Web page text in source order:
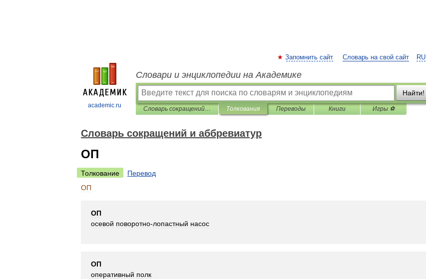
academic.ru
RU
Запомнить сайт Словарь на свой сайт
Словари и энциклопедии на Академике
Найти!
Словарь сокращений и аббревиатур Толкования Переводы Книги Игры ⚽
Словарь сокращений и аббревиатур
ОП
Толкование
Перевод
ОП
ОП
осевой поворотно-лопастный насос
ОП
оперативный полк